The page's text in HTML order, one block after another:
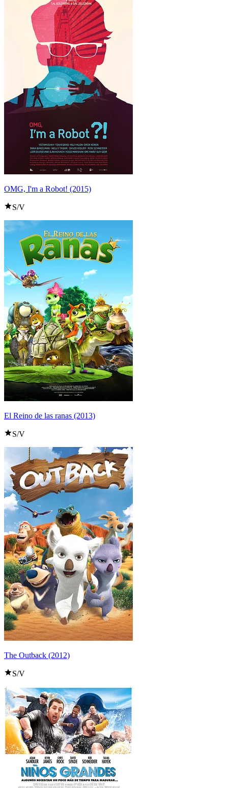
OMG, I'm a Robot! (2015)
S/V
El Reino de las ranas (2013)
S/V
The Outback (2012)
S/V